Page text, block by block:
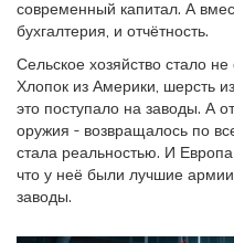
современный капитал. А
бухгалтерия, и отчётность.
Сельское хозяйство стало
Хлопок из Америки, шерсть
это поступало на заводы. А
оружия - возвращалось по
стала реальностью. И
что у неё были лучшие
заводы.